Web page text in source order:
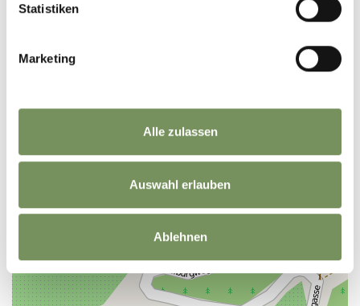
Statistiken
Marketing
Alle zulassen
Auswahl erlauben
Ablehnen